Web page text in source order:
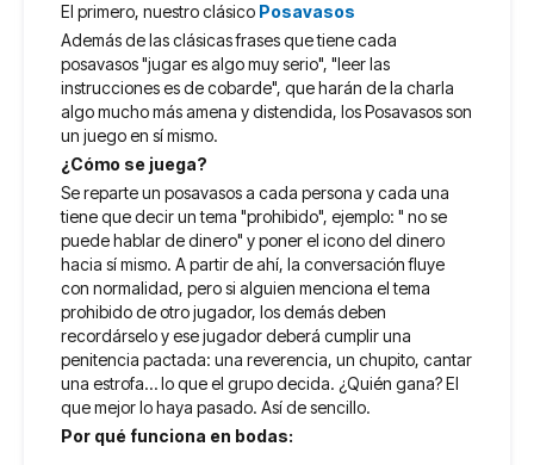
El primero, nuestro clásico Posavasos
Además de las clásicas frases que tiene cada
posavasos "jugar es algo muy serio", "leer las
instrucciones es de cobarde", que harán de la charla
algo mucho más amena y distendida, los Posavasos son
un juego en sí mismo.
¿Cómo se juega?
Se reparte un posavasos a cada persona y cada una
tiene que decir un tema "prohibido", ejemplo: " no se
puede hablar de dinero" y poner el icono del dinero
hacia sí mismo. A partir de ahí, la conversación fluye
con normalidad, pero si alguien menciona el tema
prohibido de otro jugador, los demás deben
recordárselo y ese jugador deberá cumplir una
penitencia pactada: una reverencia, un chupito, cantar
una estrofa… lo que el grupo decida. ¿Quién gana? El
que mejor lo haya pasado. Así de sencillo.
Por qué funciona en bodas: